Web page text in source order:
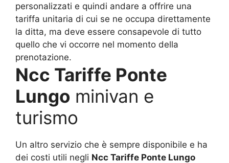
personalizzati e quindi andare a offrire una
tariffa unitaria di cui se ne occupa direttamente
la ditta, ma deve essere consapevole di tutto
quello che vi occorre nel momento della
prenotazione.
Ncc Tariffe Ponte
Lungo minivan e
turismo
Un altro servizio che è sempre disponibile e ha
dei costi utili negli Ncc Tariffe Ponte Lungo